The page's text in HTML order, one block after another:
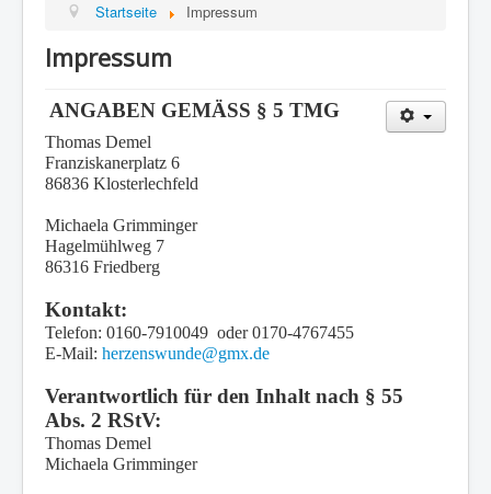
TRAUER (er)leben
GLAUBE (er)leben
VERSÖHNUNG (er)leben
BEGEGNUNG(s)Raum
Startseite Impressum
Impressum
ANGABEN GEMÄSS § 5 TMG
Thomas Demel
Franziskanerplatz 6
86836 Klosterlechfeld
Michaela Grimminger
Hagelmühlweg 7
86316 Friedberg
Kontakt:
Telefon: 0160-7910049 oder 0170-4767455
E-Mail: herzenswunde@gmx.de
Verantwortlich für den Inhalt nach § 55
Abs. 2 RStV:
Thomas Demel
Michaela Grimminger